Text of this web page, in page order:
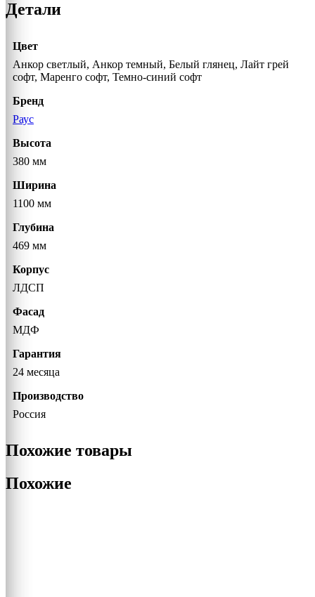
Детали
Цвет
Анкор светлый, Анкор темный, Белый глянец, Лайт грей
софт, Маренго софт, Темно-синий софт
Бренд
Раус
Высота
380 мм
Ширина
1100 мм
Глубина
469 мм
Корпус
ЛДСП
Фасад
МДФ
Гарантия
24 месяца
Производство
Россия
Похожие товары
Похожие